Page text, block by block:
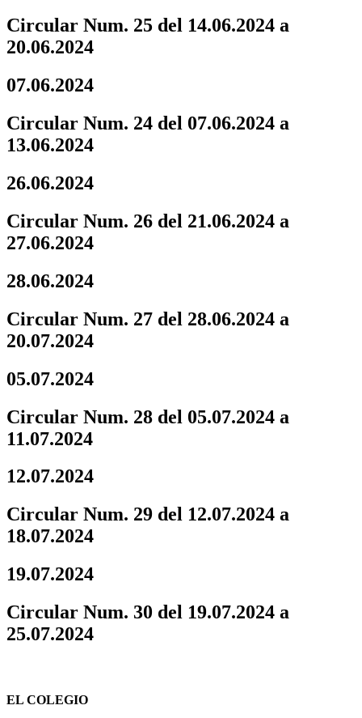
Circular Num. 25 del 14.06.2024 a
20.06.2024
07.06.2024
Circular Num. 24 del 07.06.2024 a
13.06.2024
26.06.2024
Circular Num. 26 del 21.06.2024 a
27.06.2024
28.06.2024
Circular Num. 27 del 28.06.2024 a
20.07.2024
05.07.2024
Circular Num. 28 del 05.07.2024 a
11.07.2024
12.07.2024
Circular Num. 29 del 12.07.2024 a
18.07.2024
19.07.2024
Circular Num. 30 del 19.07.2024 a
25.07.2024
EL COLEGIO